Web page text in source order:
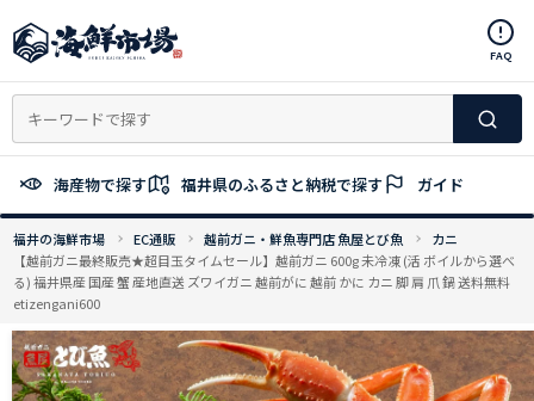
ン
ン
へ
ッ
FAQ
海産物で探す 福井県のふるさと納税で探す ガイド
福井の海鮮市場 EC通販 越前ガニ・鮮魚専門店 魚屋とび魚
カニ
【越前ガニ最終販売★超目玉タイムセール】越前ガニ 600g 未冷凍 (活 ボイルから選べ
る) 福井県産 国産 蟹 産地直送 ズワイガニ 越前がに 越前 かに カニ 脚 肩 爪 鍋 送料無料
etizengani600